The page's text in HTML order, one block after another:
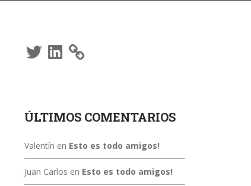
TwitterLinkedIn
ÚLTIMOS COMENTARIOS
Valentín en Esto es todo amigos!
Juan Carlos en Esto es todo amigos!